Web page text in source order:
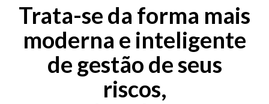
Trata-se da forma mais
moderna e inteligente
de gestão de seus
riscos,